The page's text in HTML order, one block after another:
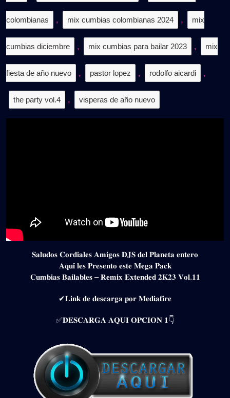
colombianas , mix cumbias colombianas 2024 , mix
cumbias diciembre , mix cumbias para bailar 2023 , mix
fiesta de año nuevo , pastor lopez , rodolfo aicardi ,
the party vol.4 , visperas de año nuevo
𝐒𝐚𝐥𝐮𝐝𝐨𝐬 𝐂𝐨𝐫𝐝𝐢𝐚𝐥𝐞𝐬 𝐀𝐦𝐢𝐠𝐨𝐬 𝐃𝐉𝐒 𝐝𝐞𝐥 𝐏𝐥𝐚𝐧𝐞𝐭𝐚 𝐞𝐧𝐭𝐞𝐫𝐨
𝐀𝐪𝐮𝐢́ 𝐥𝐞𝐬 𝐏𝐫𝐞𝐬𝐞𝐧𝐭𝐨 𝐞𝐬𝐭𝐞 𝐌𝐞𝐠𝐚 𝐏𝐚𝐜𝐤
𝐂𝐮𝐦𝐛𝐢𝐚𝐬 𝐁𝐚𝐢𝐥𝐚𝐛𝐥𝐞𝐬 – 𝐑𝐞𝐦𝐢𝐱 𝐄𝐱𝐭𝐞𝐧𝐝𝐞𝐝 𝟐𝐊𝟐𝟑 𝐕𝐨𝐥.𝟏𝟏
✔𝐋𝐢𝐧𝐤 𝐝𝐞 𝐝𝐞𝐬𝐜𝐚𝐫𝐠𝐚 𝐩𝐨𝐫 𝐌𝐞𝐝𝐢𝐚𝐟𝐢𝐫𝐞
✅𝐃𝐄𝐒𝐂𝐀𝐑𝐆𝐀 𝐀𝐐𝐔𝐈 𝐎𝐏𝐂𝐈𝐎𝐍 𝟏👇